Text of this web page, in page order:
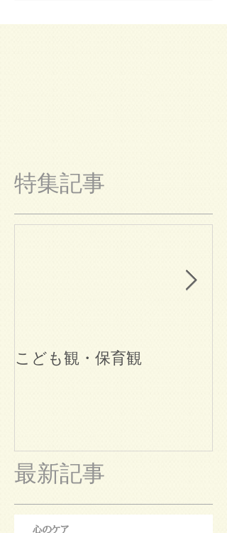
特集記事
こども観・保育観
最新記事
心のケア